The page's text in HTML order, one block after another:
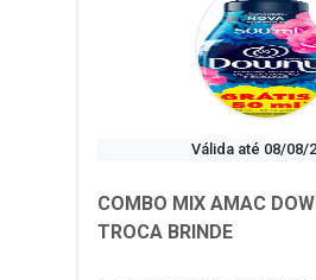
Válida até 08/08/
COMBO MIX AMAC
TROCA BRINDE